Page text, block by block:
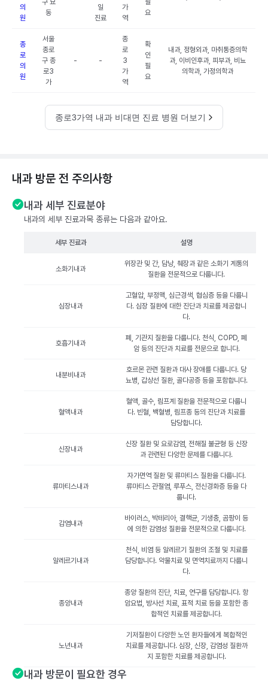
의
원
구 묘
동
일
진료
가
역
필
요
종
로
의
원
서울
종로
구 종
로3
가
- -
종
로
3
가
역
확
인
필
요
내과, 정형외과, 마취통증의학
과, 이비인후과, 피부과, 비뇨
의학과, 가정의학과
종로3가역 내과 비대면 진료 병원 더보기
내과 방문 전 주의사항
내과 세부 진료분야
내과의 세부 진료과목 종류는 다음과 같아요.
세부 진료과 설명
소화기내과
위장관 및 간, 담낭, 췌장과 같은 소화기 계통의
질환을 전문적으로 다룹니다.
심장내과
고혈압, 부정맥, 심근경색, 협심증 등을 다룹니
다. 심장 질환에 대한 진단과 치료를 제공합니
다.
호흡기내과
폐, 기관지 질환을 다룹니다. 천식, COPD, 폐
암 등의 진단과 치료를 전문으로 합니다.
내분비내과
호르몬 관련 질환과 대사 장애를 다룹니다. 당
뇨병, 갑상선 질환, 골다공증 등을 포함합니다.
혈액내과
혈액, 골수, 림프계 질환을 전문적으로 다룹니
다. 빈혈, 백혈병, 림프종 등의 진단과 치료를
담당합니다.
신장내과
신장 질환 및 요로감염, 전해질 불균형 등 신장
과 관련된 다양한 문제를 다룹니다.
류마티스내과
자가면역 질환 및 류마티스 질환을 다룹니다.
류마티스 관절염, 루푸스, 전신경화증 등을 다
룹니다.
감염내과
바이러스, 박테리아, 결핵균, 기생충, 곰팡이 등
에 의한 감염성 질환을 전문적으로 다룹니다.
알레르기내과
천식, 비염 등 알레르기 질환의 조절 및 치료를
담당합니다. 약물치료 및 면역치료까지 다룹니
다.
종양내과
종양 질환의 진단, 치료, 연구를 담당합니다. 항
암요법, 방사선 치료, 표적 치료 등을 포함한 종
합적인 치료를 제공합니다.
노년내과
기저질환이 다양한 노인 환자들에게 복합적인
치료를 제공합니다. 심장, 신장, 감염성 질환까
지 포함한 치료를 제공합니다.
내과 방문이 필요한 경우